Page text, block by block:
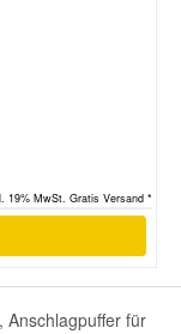
19% MwSt. Gratis Versand *
Anschlagpuffer für